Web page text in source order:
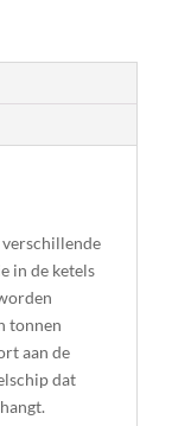
verschillende
in de ketels
tonnen
aan de
dat